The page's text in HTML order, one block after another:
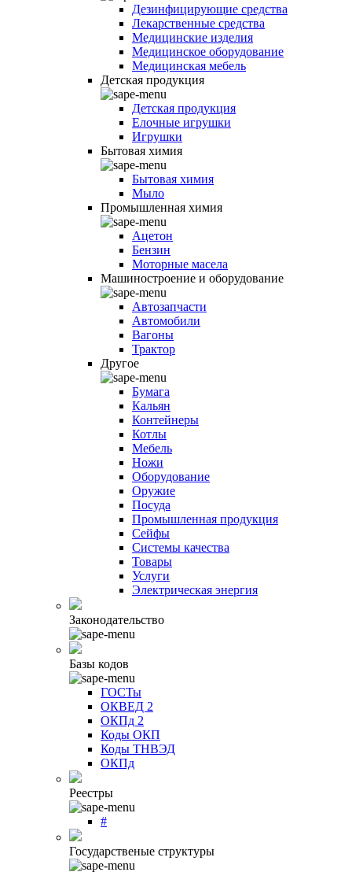
Дезинфицирующие средства
Лекарственные средства
Медицинские изделия
Медицинское оборудование
Медицинская мебель
Детская продукция
Детская продукция
Елочные игрушки
Игрушки
Бытовая химия
Бытовая химия
Мыло
Промышленная химия
Ацетон
Бензин
Моторные масела
Машиностроение и оборудование
Автозапчасти
Автомобили
Вагоны
Трактор
Другое
Бумага
Кальян
Контейнеры
Котлы
Мебель
Ножи
Оборудование
Оружие
Посуда
Промышленная продукция
Сейфы
Системы качества
Товары
Услуги
Электрическая энергия
Законодательство
Базы кодов
ГОСТы
ОКВЕД 2
ОКПд 2
Коды ОКП
Коды ТНВЭД
ОКПд
Реестры
#
Государственые структуры